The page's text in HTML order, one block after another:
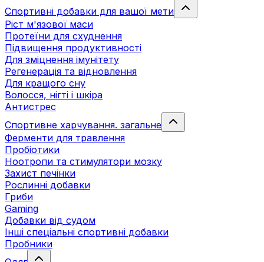
Спортивні добавки для вашої мети
Ріст м'язової маси
Протеїни для схуднення
Підвищення продуктивності
Для зміцнення імунітету
Регенерація та відновлення
Для кращого сну
Волосся, нігті і шкіра
Антистрес
Спортивне харчування. загальне
Ферменти для травлення
Пробіотики
Ноотропи та стимулятори мозку
Захист печінки
Рослинні добавки
Гриби
Gaming
Добавки від судом
Інші спеціальні спортивні добавки
Пробники